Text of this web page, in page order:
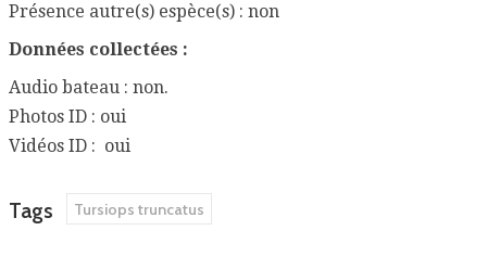
Présence autre(s) espèce(s) : non
Données collectées :
Audio bateau : non.
Photos ID : oui
Vidéos ID : oui
Tags Tursiops truncatus